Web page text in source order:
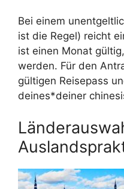
Bei einem
ist die Regel) reicht
ist einen Monat
werden. Für den
gültigen Reisepass
deines*deiner